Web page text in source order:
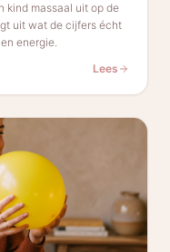
kind massaal uit op de
uit wat de cijfers écht
energie.
Lees